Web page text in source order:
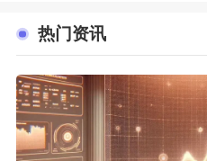
热门资讯